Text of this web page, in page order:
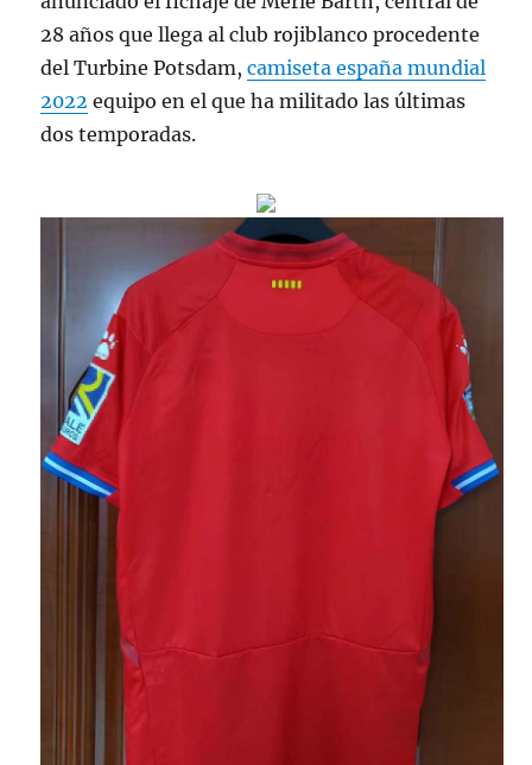
28 años que llega al club rojiblanco procedente
del Turbine Potsdam,camiseta españa mundial
2022 equipo en el que ha militado las últimas
dos temporadas.